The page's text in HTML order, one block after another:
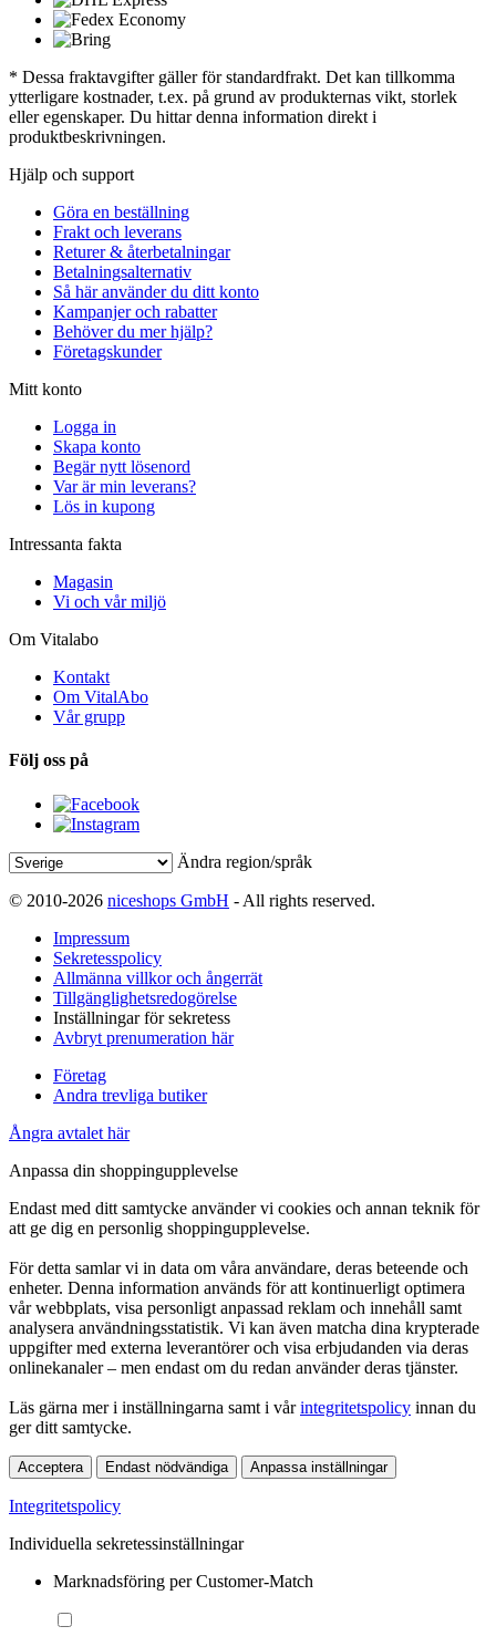
* Dessa fraktavgifter gäller för standardfrakt. Det kan tillkomma
ytterligare kostnader, t.ex. på grund av produkternas vikt, storlek
eller egenskaper. Du hittar denna information direkt i
produktbeskrivningen.
Hjälp och support
Göra en beställning
Frakt och leverans
Returer & återbetalningar
Betalningsalternativ
Så här använder du ditt konto
Kampanjer och rabatter
Behöver du mer hjälp?
Företagskunder
Mitt konto
Logga in
Skapa konto
Begär nytt lösenord
Var är min leverans?
Lös in kupong
Intressanta fakta
Magasin
Vi och vår miljö
Om Vitalabo
Kontakt
Om VitalAbo
Vår grupp
Följ oss på
Ändra region/språk
© 2010-2026 niceshops GmbH - All rights reserved.
Impressum
Sekretesspolicy
Allmänna villkor och ångerrät
Tillgänglighetsredogörelse
Inställningar för sekretess
Avbryt prenumeration här
Företag
Andra trevliga butiker
Ångra avtalet här
Anpassa din shoppingupplevelse
Endast med ditt samtycke använder vi cookies och annan teknik för
att ge dig en personlig shoppingupplevelse.
För detta samlar vi in data om våra användare, deras beteende och
enheter. Denna information används för att kontinuerligt optimera
vår webbplats, visa personligt anpassad reklam och innehåll samt
analysera användningsstatistik. Vi kan även matcha dina krypterade
uppgifter med externa leverantörer och visa erbjudanden via deras
onlinekanaler – men endast om du redan använder deras tjänster.
Läs gärna mer i inställningarna samt i vårintegritetspolicy innan du
ger ditt samtycke.
Acceptera Endast nödvändiga Anpassa inställningar
Integritetspolicy
Individuella sekretessinställningar
Marknadsföring per Customer-Match